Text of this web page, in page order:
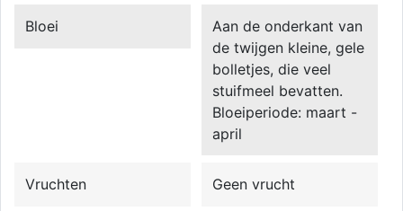
Bloei
Aan de onderkant van
de twijgen kleine, gele
bolletjes, die veel
stuifmeel bevatten.
Bloeiperiode: maart -
april
Vruchten Geen vrucht